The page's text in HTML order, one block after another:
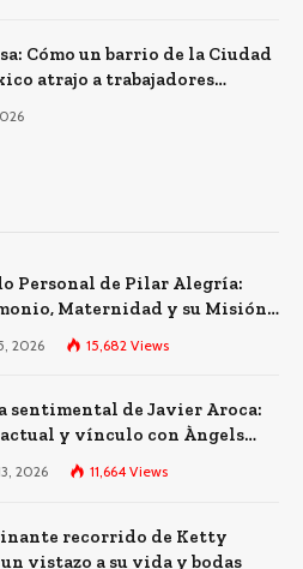
Cómo un barrio de la Ciudad
atrajo a trabajadores
Personal de Pilar Alegría:
Maternidad y su Misión
2026 15,682 Views
sentimental de Javier Aroca:
actual y vínculo con Àngels
2026 11,664 Views
recorrido de Ketty
vistazo a su vida y bodas